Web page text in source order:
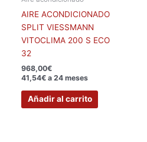
AIRE ACONDICIONADO
SPLIT VIESSMANN
VITOCLIMA 200 S ECO
32
968,00€
41,54€ a 24 meses
Añadir al carrito